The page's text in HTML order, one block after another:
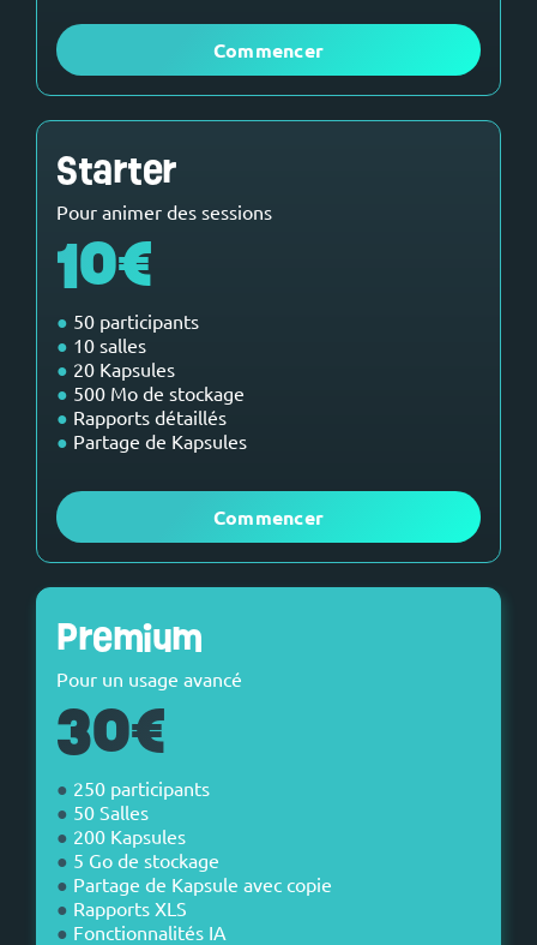
Commencer
Starter
Pour animer des sessions
10€
● 50 participants
● 10 salles
● 20 Kapsules
● 500 Mo de stockage
● Rapports détaillés
● Partage de Kapsules
Commencer
Premium
Pour un usage avancé
30€
● 250 participants
● 50 Salles
● 200 Kapsules
● 5 Go de stockage
● Partage de Kapsule avec copie
● Rapports XLS
● Fonctionnalités IA